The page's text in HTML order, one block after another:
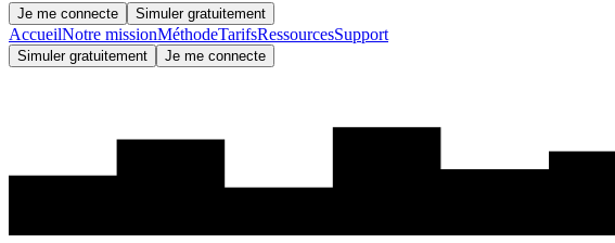
Je me connecte Simuler gratuitement
AccueilNotre missionMéthodeTarifsRessourcesSupport
Simuler gratuitement Je me connecte